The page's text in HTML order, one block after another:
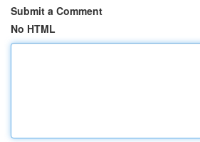
Submit a Comment
No HTML